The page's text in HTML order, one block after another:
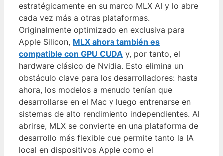
estratégicamente en su marco MLX AI y lo abre
cada vez más a otras plataformas.
Originalmente optimizado en exclusiva para
Apple Silicon, MLX ahora también es
compatible con GPU CUDA y, por tanto, el
hardware clásico de Nvidia. Esto elimina un
obstáculo clave para los desarrolladores: hasta
ahora, los modelos a menudo tenían que
desarrollarse en el Mac y luego entrenarse en
sistemas de alto rendimiento independientes. Al
abrirse, MLX se convierte en una plataforma de
desarrollo más flexible que permite tanto la IA
local en dispositivos Apple como el